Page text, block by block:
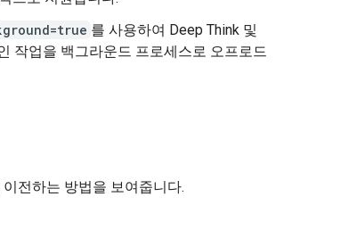
를 사용하여 Deep Think 및
작업을 백그라운드 프로세스로 오프로드
전하는 방법을 보여줍니다.